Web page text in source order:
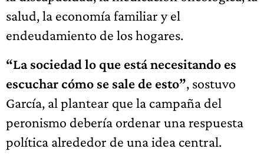
salud, la economía familiar y el
endeudamiento de los hogares.
“La sociedad lo que está necesitando es
escuchar cómo se sale de esto”, sostuvo
García, al plantear que la campaña del
peronismo debería ordenar una respuesta
política alrededor de una idea central.